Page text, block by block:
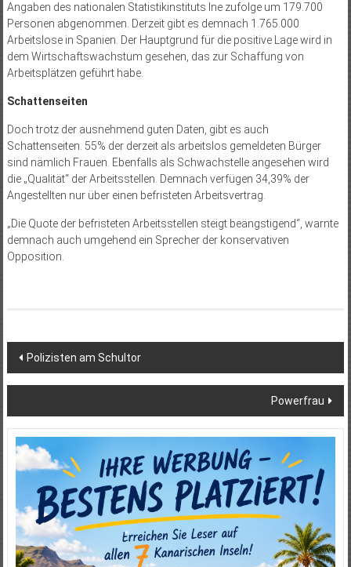
Angaben des nationalen Statistikinstituts Ine zufolge um 179.700
Personen abgenommen. Derzeit gibt es demnach 1.765.000
Arbeitslose in Spanien. Der Hauptgrund für die positive Lage wird in
dem Wirtschaftswachstum gesehen, das zur Schaffung von
Arbeitsplätzen geführt habe.
Schattenseiten
Doch trotz der ausnehmend guten Daten, gibt es auch
Schattenseiten. 55% der derzeit als arbeitslos gemeldeten Bürger
sind nämlich Frauen. Ebenfalls als Schwachstelle angesehen wird
die „Qualität“ der Arbeitsstellen. Demnach verfügen 34,39% der
Angestellten nur über einen befristeten Arbeitsvertrag.
„Die Quote der befristeten Arbeitsstellen steigt beängstigend“, warnte
demnach auch umgehend ein Sprecher der konservativen
Opposition.
Beitragsnavigation
Polizisten am Schultor
Powerfrau